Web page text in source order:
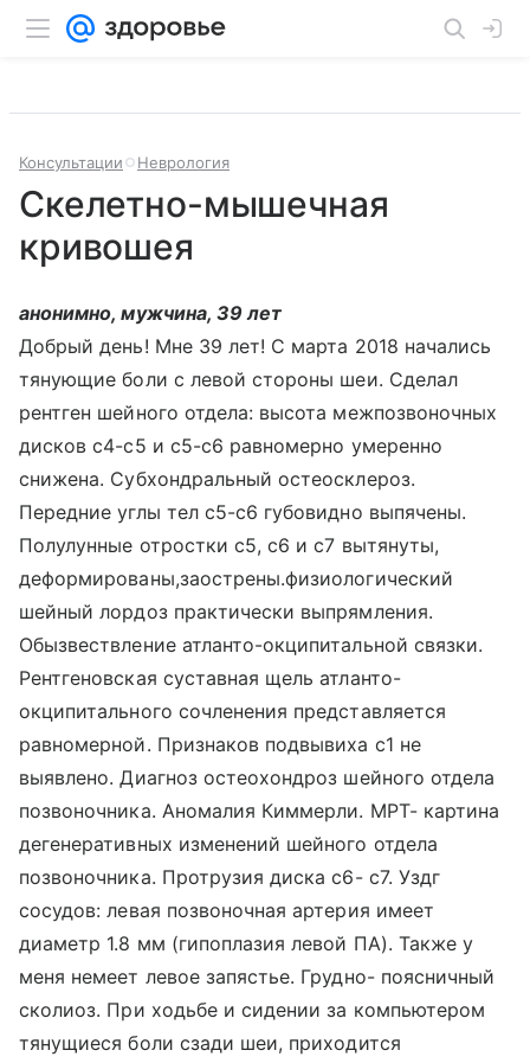
Консультации Неврология
Скелетно-мышечная
кривошея
анонимно, мужчина, 39 лет
Добрый день! Мне 39 лет! С марта 2018 начались
тянующие боли с левой стороны шеи. Сделал
рентген шейного отдела: высота межпозвоночных
дисков с4-с5 и с5-с6 равномерно умеренно
снижена. Субхондральный остеосклероз.
Передние углы тел с5-с6 губовидно выпячены.
Полулунные отростки с5, с6 и с7 вытянуты,
деформированы,заострены.физиологический
шейный лордоз практически выпрямления.
Обызвествление атланто-окципитальной связки.
Рентгеновская суставная щель атланто-
окципитального сочленения представляется
равномерной. Признаков подвывиха с1 не
выявлено. Диагноз остеохондроз шейного отдела
позвоночника. Аномалия Киммерли. МРТ- картина
дегенеративных изменений шейного отдела
позвоночника. Протрузия диска с6- с7. Уздг
сосудов: левая позвоночная артерия имеет
диаметр 1.8 мм (гипоплазия левой ПА). Также у
меня немеет левое запястье. Грудно- поясничный
сколиоз. При ходьбе и сидении за компьютером
тянущиеся боли сзади шеи, приходится